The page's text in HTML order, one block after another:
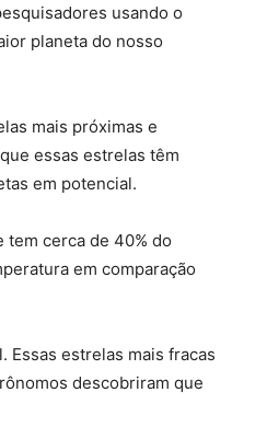
usando o
planeta do nosso
mais próximas e
essas estrelas têm
em potencial.
tem cerca de 40% do
em comparação
Essas estrelas mais fracas
descobriram que